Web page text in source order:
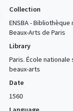
Collection
ENSBA -
Beaux-Arts de Paris
Library
Paris. École
beaux-arts
Date
1560